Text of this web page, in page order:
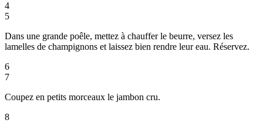
4
5
Dans une grande poêle, mettez à chauffer le beurre, versez les
lamelles de champignons et laissez bien rendre leur eau. Réservez.
6
7
Coupez en petits morceaux le jambon cru.
8